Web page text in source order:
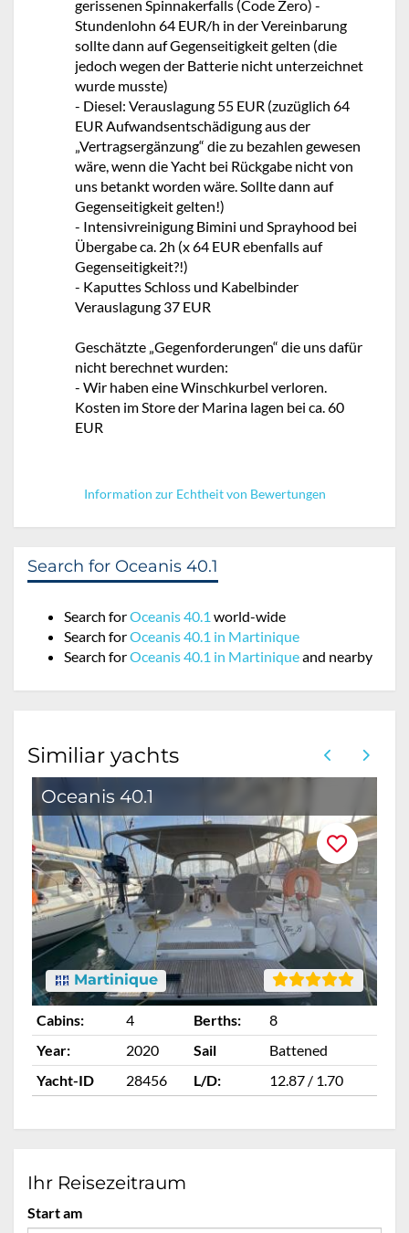
gerissenen Spinnakerfalls (Code Zero) -
Stundenlohn 64 EUR/h in der Vereinbarung
sollte dann auf Gegenseitigkeit gelten (die
jedoch wegen der Batterie nicht unterzeichnet
wurde musste)
- Diesel: Verauslagung 55 EUR (zuzüglich 64
EUR Aufwandsentschädigung aus der
„Vertragsergänzung“ die zu bezahlen gewesen
wäre, wenn die Yacht bei Rückgabe nicht von
uns betankt worden wäre. Sollte dann auf
Gegenseitigkeit gelten!)
- Intensivreinigung Bimini und Sprayhood bei
Übergabe ca. 2h (x 64 EUR ebenfalls auf
Gegenseitigkeit?!)
- Kaputtes Schloss und Kabelbinder
Verauslagung 37 EUR
Geschätzte „Gegenforderungen“ die uns dafür
nicht berechnet wurden:
- Wir haben eine Winschkurbel verloren.
Kosten im Store der Marina lagen bei ca. 60
EUR
Information zur Echtheit von Bewertungen
Search for Oceanis 40.1
Search forOceanis 40.1 world-wide
Search forOceanis 40.1 in Martinique
Search forOceanis 40.1 in Martiniqueand nearby
Similiar yachts
Oceanis 40.1
Martinique
Cabins: 4 Berths:
8
Year:
2020 Sail
Battened
Yacht-ID
28456 L/D: 12.87 / 1.70
Ihr Reisezeitraum
Start am